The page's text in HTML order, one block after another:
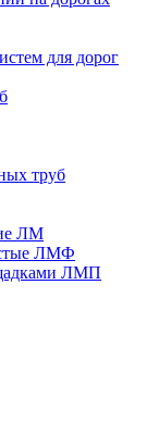
для дорог
труб
ЛМ
ЛМФ
ЛМП